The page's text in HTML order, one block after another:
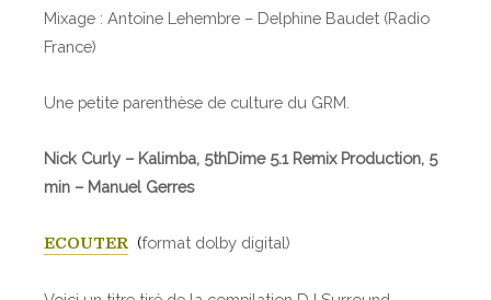
Mixage : Antoine Lehembre – Delphine Baudet (Radio
France)
Une petite parenthèse de culture du GRM.
Nick Curly – Kalimba, 5thDime 5.1 Remix Production, 5
min – Manuel Gerres
ECOUTER (format dolby digital)